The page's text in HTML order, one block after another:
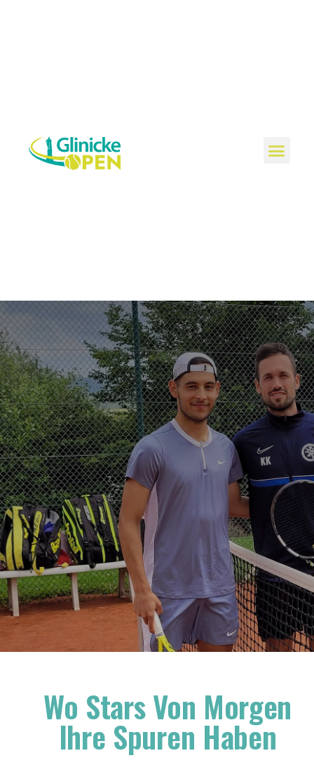
Wo Stars Von Morgen
Ihre Spuren Haben